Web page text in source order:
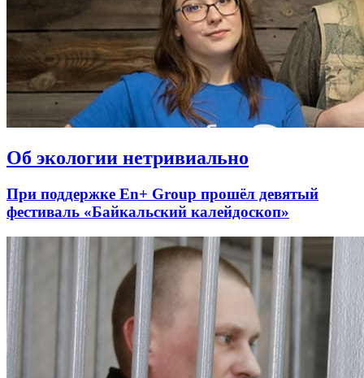
Об экологии нетривиально
При поддержке En+ Group прошёл девятый
фестиваль «Байкальский калейдоскоп»